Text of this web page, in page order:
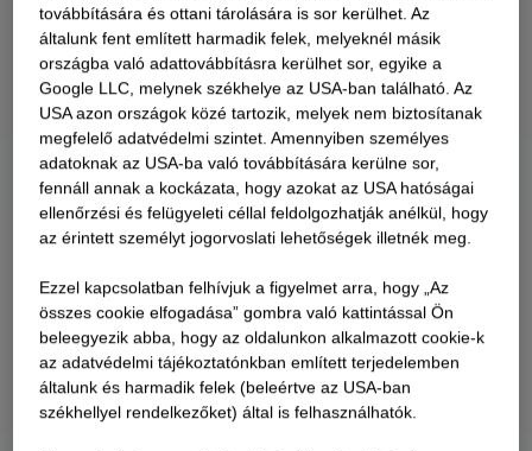
továbbítására és ottani tárolására is sor kerülhet. Az
általunk fent említett harmadik felek, melyeknél másik
országba való adattovábbításra kerülhet sor, egyike a
Google LLC, melynek székhelye az USA-ban található. Az
USA azon országok közé tartozik, melyek nem biztosítanak
megfelelő adatvédelmi szintet. Amennyiben személyes
adatoknak az USA-ba való továbbítására kerülne sor,
fennáll annak a kockázata, hogy azokat az USA hatóságai
ellenőrzési és felügyeleti céllal feldolgozhatják anélkül, hogy
az érintett személyt jogorvoslati lehetőségek illetnék meg.
Ezzel kapcsolatban felhívjuk a figyelmet arra, hogy „Az
összes cookie elfogadása” gombra való kattintással Ön
beleegyezik abba, hogy az oldalunkon alkalmazott cookie-k
az adatvédelmi tájékoztatónkban említett terjedelemben
általunk és harmadik felek (beleértve az USA-ban
székhellyel rendelkezőket) által is felhasználhatók.